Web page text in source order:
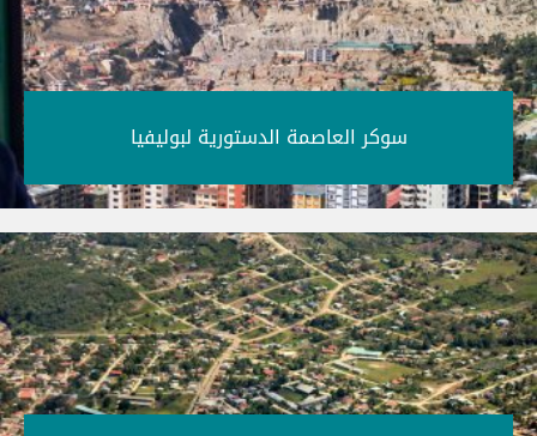
سوكر العاصمة الدستورية لبوليفيا‎